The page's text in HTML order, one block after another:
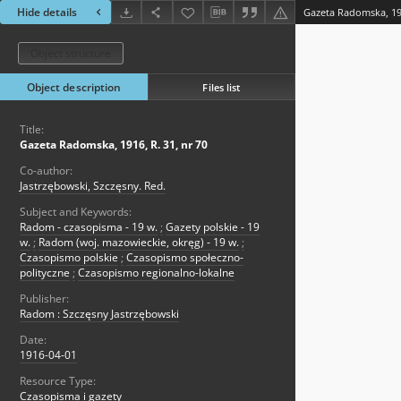
Hide details Gazeta Radomska,
Object description Files list
Title:
Gazeta Radomska, 1916, R. 31, nr 70
Co-author:
Jastrzębowski, Szczęsny. Red.
Subject and Keywords:
Radom - czasopisma - 19 w. ; Gazety polskie - 19
w. ; Radom (woj. mazowieckie, okręg) - 19 w. ;
Czasopismo polskie ; Czasopismo społeczno-
polityczne ; Czasopismo regionalno-lokalne
Publisher:
Radom : Szczęsny Jastrzębowski
Date:
1916-04-01
Resource Type:
Czasopisma i gazety